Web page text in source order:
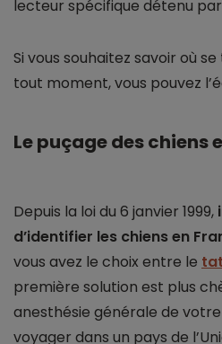
lecteur spécifique détenu
Si vous souhaitez savoir où
tout moment, vous pouvez
Le puçage des
Depuis la loi du 6 janvier 1999,
d’identifier les chiens en
vous avez le choix entre le
première solution est plus
anesthésie générale de votre
voyager dans un pays de